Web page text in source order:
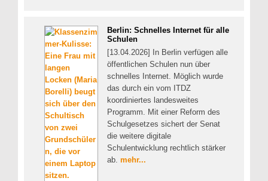
Berlin: Schnelles Internet für alle
Schulen
[13.04.2026] In Berlin verfügen alle
öffentlichen Schulen nun über
schnelles Internet. Möglich wurde
das durch ein vom ITDZ
koordiniertes landesweites
Programm. Mit einer Reform des
Schulgesetzes sichert der Senat
die weitere digitale
Schulentwicklung rechtlich stärker
ab. mehr...